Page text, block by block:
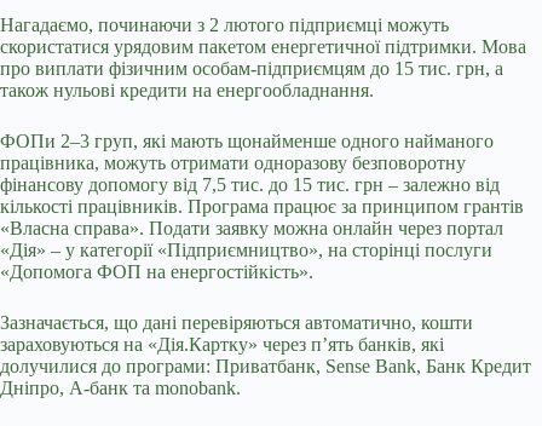
Нагадаємо, починаючи з 2 лютого підприємці можуть
скористатися урядовим пакетом енергетичної підтримки. Мова
про виплати фізичним особам-підприємцям до 15 тис. грн, а
також нульові кредити на енергообладнання.
ФОПи 2–3 груп, які мають щонайменше одного найманого
працівника, можуть отримати одноразову безповоротну
фінансову допомогу від 7,5 тис. до 15 тис. грн – залежно від
кількості працівників. Програма працює за принципом грантів
«Власна справа». Подати заявку можна онлайн через портал
«Дія» – у категорії «Підприємництво», на сторінці послуги
«Допомога ФОП на енергостійкість».
Зазначається, що дані перевіряються автоматично, кошти
зараховуються на «Дія.Картку» через п’ять банків, які
долучилися до програми: Приватбанк, Sense Bank, Банк Кредит
Дніпро, А-банк та monobank.